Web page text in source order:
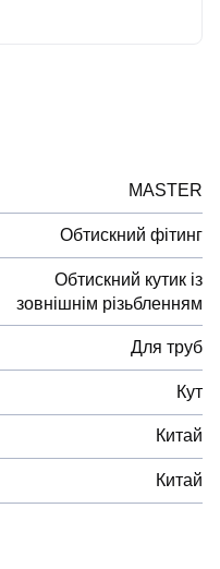
MASTER
Обтискний фітинг
Обтискний кутик із
зовнішнім різьбленням
Для труб
Кут
Китай
Китай